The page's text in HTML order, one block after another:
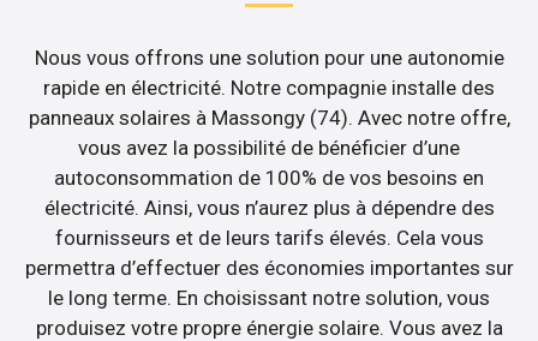
Nous vous offrons une solution pour une autonomie
rapide en électricité. Notre compagnie installe des
panneaux solaires à Massongy (74). Avec notre offre,
vous avez la possibilité de bénéficier d’une
autoconsommation de 100% de vos besoins en
électricité. Ainsi, vous n’aurez plus à dépendre des
fournisseurs et de leurs tarifs élevés. Cela vous
permettra d’effectuer des économies importantes sur
le long terme. En choisissant notre solution, vous
produisez votre propre énergie solaire. Vous avez la